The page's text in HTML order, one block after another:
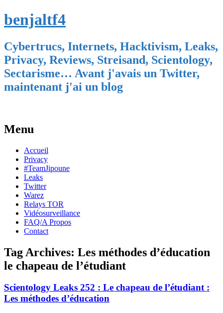
benjaltf4
Cybertrucs, Internets, Hacktivism, Leaks,
Privacy, Reviews, Streisand, Scientology,
Sectarisme… Avant j'avais un Twitter,
maintenant j'ai un blog
Menu
Skip
content
Accueil
Privacy
#TeamJipoune
Leaks
Twitter
Warez
Relays TOR
Vidéosurveillance
FAQ/A Propos
Contact
Tag Archives: Les méthodes d’éducation
le chapeau de l’étudiant
Scientology Leaks 252 : Le chapeau de l’étudiant :
Les méthodes d’éducation